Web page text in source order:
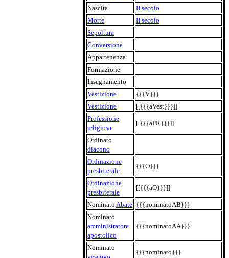
Nascita
II secolo
Morte
II secolo
Sepoltura
Conversione
Appartenenza
Formazione
Insegnamento
Vestizione
{{{V}}}
Vestizione
[[{{{aVest}}}]]
Professione
religiosa
[[{{{aPR}}}]]
Ordinato
diacono
Ordinazione
presbiterale
{{{O}}}
Ordinazione
presbiterale
[[{{{aO}}}]]
Nominato Abate {{{nominatoAB}}}
Nominato
amministratore
apostolico
{{{nominatoAA}}}
Nominato
{{{nominato}}}